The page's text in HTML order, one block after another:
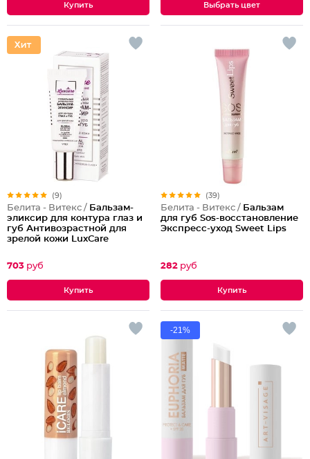
Выбрать цвет
(9)
Белита - Витекс / Бальзам-
эликсир для контура глаз и
губ Антивозрастной для
зрелой кожи LuxCare
703 руб
(39)
Белита - Витекс / Бальзам
для губ Sos-восстановление
Экспресс-уход Sweet Lips
282 руб
-21%